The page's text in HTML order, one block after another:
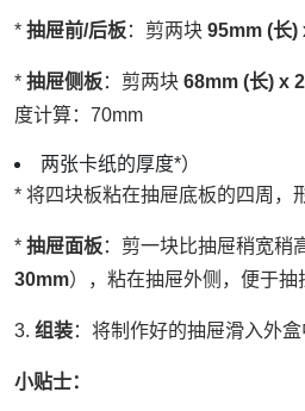
* 抽屉前/后板：剪两块 95mm (长)
* 抽屉侧板：剪两块 68mm (长) x
度计算：70mm
两张卡纸的厚度*）
* 将四块板粘在抽屉底板的四周，
* 抽屉面板：剪一块比抽屉稍宽稍
30mm），粘在抽屉外侧，便于抽
3. 组装：将制作好的抽屉滑入外盒
小贴士：